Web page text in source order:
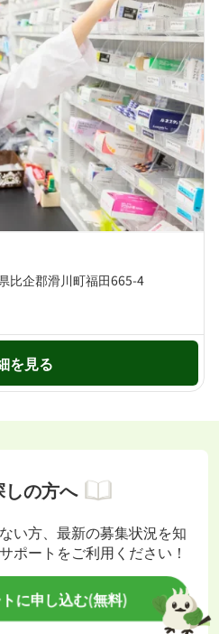
企郡滑川町福田665-4
を見る
の方へ
い方、最新の募集状況を知
ポートをご利用ください！
に申し込む(無料)